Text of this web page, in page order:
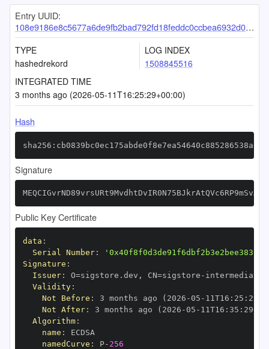
Entry UUID:
108e9186e8c5677a6de9fb2bad792fd18feddc0ccbea6932d037ff5879460e1e1282c74444e6e549
TYPE
hashedrekord
LOG INDEX
1508845516
INTEGRATED TIME
3 months ago (2026-05-11T16:25:29+00:00)
Hash
Signature
Public Key Certificate
data :
Serial Number:
Signature :
Issuer: O=sigstore.dev , CN=sigstore -
Validity:
Not Before : 3 months ago (2026 -05 - 11T16 : 25 :
Not After: 3 months ago (2026 -05 - 11T16 : 35 : 29+00
Algorithm:
name :
namedCurve : P- 256